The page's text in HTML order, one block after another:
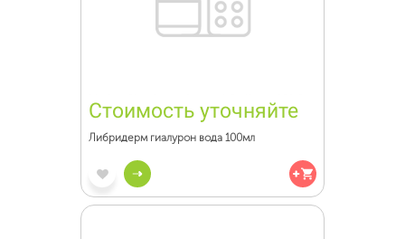
Стоимость уточняйте
Либридерм гиалурон вода 100мл